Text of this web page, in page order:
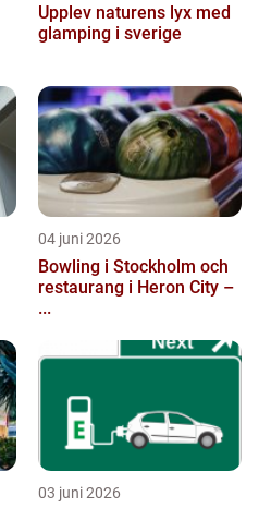
Upplev naturens lyx med
glamping i sverige
04 juni 2026
Bowling i Stockholm och
restaurang i Heron City –
...
03 juni 2026